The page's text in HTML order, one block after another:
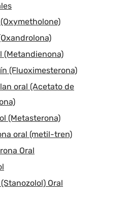
(Metandienona)
(Fluoximesterona)
oral (Acetato de
(Metasterona)
oral (metil-tren)
Oral
Oral